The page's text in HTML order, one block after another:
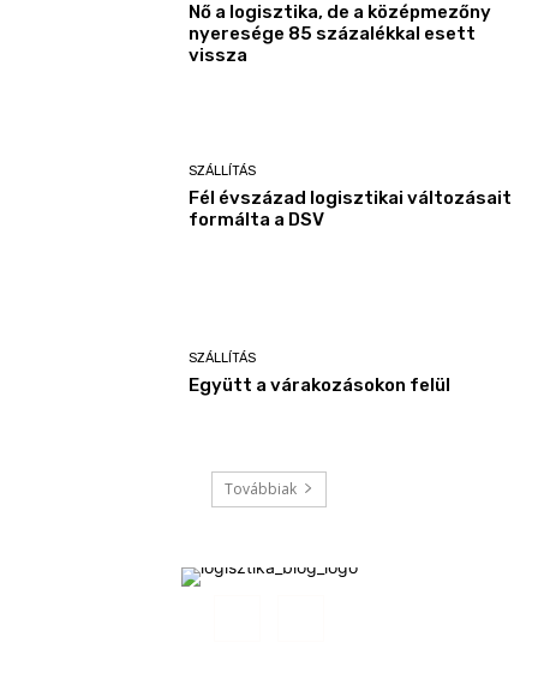
Nő a logisztika, de a középmezőny
nyeresége 85 százalékkal esett
vissza
SZÁLLÍTÁS
Fél évszázad logisztikai változásait
formálta a DSV
SZÁLLÍTÁS
Együtt a várakozásokon felül
Továbbiak